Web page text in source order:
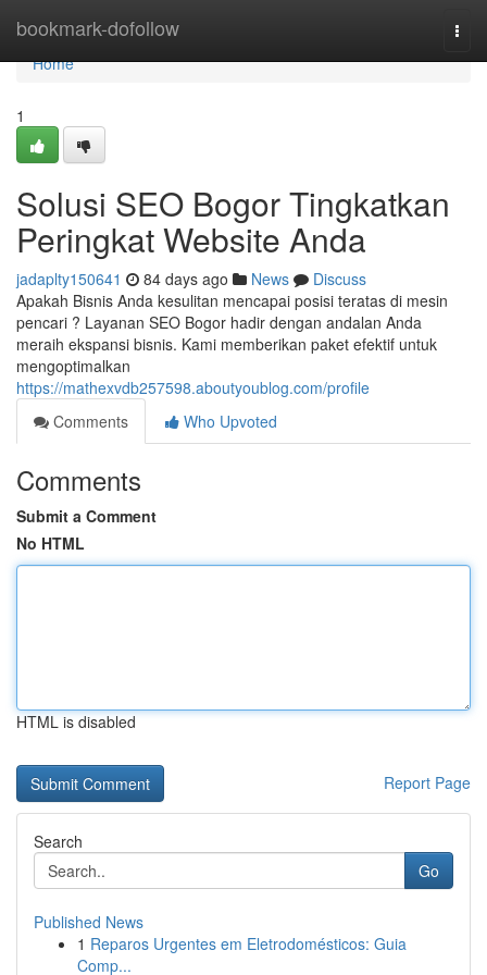
bookmark-dofollow
Home
Home
1
Solusi SEO Bogor Tingkatkan
Peringkat Website Anda
jadaplty150641 84 days ago News
Discuss
Apakah Bisnis Anda kesulitan mencapai posisi teratas di mesin
pencari ? Layanan SEO Bogor hadir dengan andalan Anda
meraih ekspansi bisnis. Kami memberikan paket efektif untuk
mengoptimalkan
https://mathexvdb257598.aboutyoublog.com/profile
Comments
Who Upvoted
Comments
Submit a Comment
No HTML
HTML is disabled
Report Page
Search
Go
Published News
1 Reparos Urgentes em Eletrodomésticos: Guia
Comp...